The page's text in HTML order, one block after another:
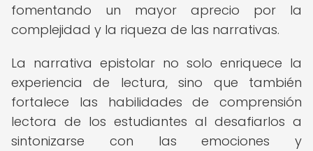
fomentando un mayor aprecio por la
complejidad y la riqueza de las narrativas.
La narrativa epistolar no solo enriquece la
experiencia de lectura, sino que también
fortalece las habilidades de comprensión
lectora de los estudiantes al desafiarlos a
sintonizarse con las emociones y